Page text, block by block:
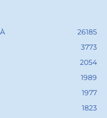
26185
3773
2054
1989
1977
1823